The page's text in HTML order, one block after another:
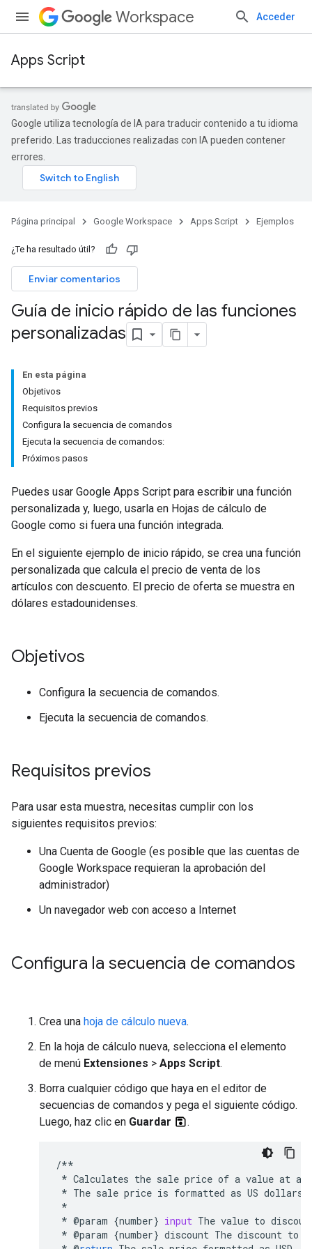
Workspace Acceder
Apps Script
Google utiliza tecnología de IA para traducir contenido a tu idioma
preferido. Las traducciones realizadas con IA pueden contener
errores.
Página principal Google Workspace Apps Script Ejemplos
¿Te ha resultado útil?
Enviar comentarios
Guía de inicio rápido de las funciones
personalizadas
En esta página
Objetivos
Requisitos previos
Configura la secuencia de comandos
Ejecuta la secuencia de comandos:
Próximos pasos
Puedes usar Google Apps Script para escribir una función
personalizada y, luego, usarla en Hojas de cálculo de
Google como si fuera una función integrada.
En el siguiente ejemplo de inicio rápido, se crea una función
personalizada que calcula el precio de venta de los
artículos con descuento. El precio de oferta se muestra en
dólares estadounidenses.
Objetivos
Configura la secuencia de comandos.
Ejecuta la secuencia de comandos.
Requisitos previos
Para usar esta muestra, necesitas cumplir con los
siguientes requisitos previos:
Una Cuenta de Google (es posible que las cuentas de
Google Workspace requieran la aprobación del
administrador)
Un navegador web con acceso a Internet
Configura la secuencia de comandos
Crea una hoja de cálculo nueva.
En la hoja de cálculo nueva, selecciona el elemento
de menú Extensiones > Apps Script.
Borra cualquier código que haya en el editor de
secuencias de comandos y pega el siguiente código.
Luego, haz clic en Guardar .
/**
* Calculates the sale price of a value at a
* The sale price is formatted as US dollars
*
* @param {number} input The value to
* @param {number} discount The discount to